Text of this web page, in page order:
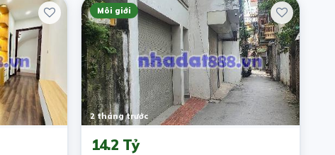
Môi giới
2 tháng trước
14.2 Tỷ